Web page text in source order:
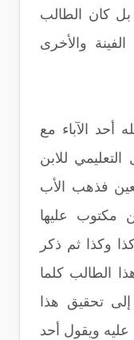
كان الطالب
والأخرى
أحد الآباء مع
للابن
فذهب الأب
مكتوب عليها
وكذا ثم ذكر
الطالب كلما
تحقيق هذا
ويقول أحد